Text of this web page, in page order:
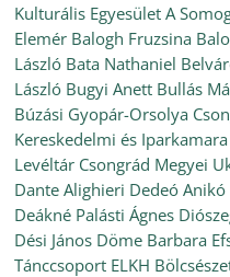
Kulturális Egyesület A
Elemér Balogh Fruzsina
László Bata Nathaniel
László Bugyi Anett Bullás
Búzási Gyopár-Orsolya
Kereskedelmi és Iparkamara
Levéltár Csongrád Megyei
Dante Alighieri Dedeó Anikó
Deákné Palásti Ágnes
Dési János Döme Barbara
Tánccsoport ELKH